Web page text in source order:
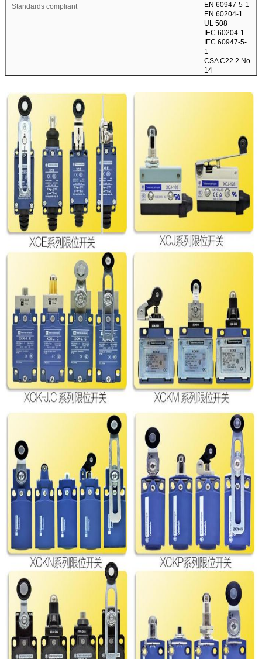
Standards compliant
EN 60947-5-1
EN 60204-1
UL 508
IEC 60204-1
IEC 60947-5-
1
CSA C22.2 No
14